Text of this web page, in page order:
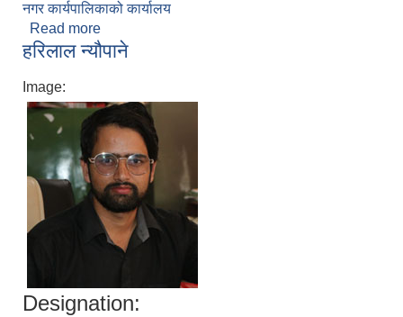
नगर कार्यपालिकाको कार्यालय
Read more
हरिलाल न्यौपाने
Image:
Designation: